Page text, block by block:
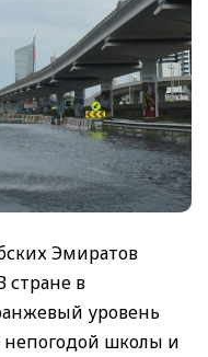
Эмиратов
в
уровень
непогодой школы и